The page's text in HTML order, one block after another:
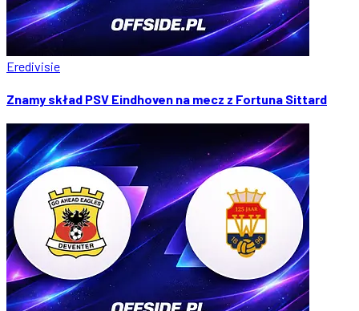
Eredivisie
Znamy skład PSV Eindhoven na mecz z Fortuna Sittard